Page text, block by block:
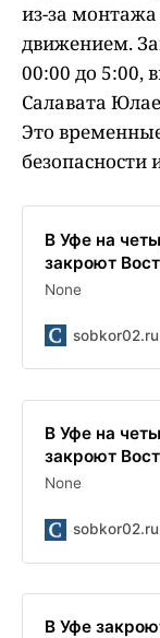
из-за
движением.
00:00 до 5:00,
Салавата
Это
безопасности
В Уфе на
закроют
None
sobkor02.ru
В Уфе на
закроют
None
sobkor02.ru
В Уфе